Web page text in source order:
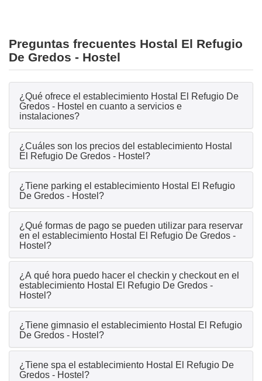
Preguntas frecuentes Hostal El Refugio
De Gredos - Hostel
¿Qué ofrece el establecimiento Hostal El Refugio De
Gredos - Hostel en cuanto a servicios e
instalaciones?
¿Cuáles son los precios del establecimiento Hostal
El Refugio De Gredos - Hostel?
¿Tiene parking el establecimiento Hostal El Refugio
De Gredos - Hostel?
¿Qué formas de pago se pueden utilizar para reservar
en el establecimiento Hostal El Refugio De Gredos -
Hostel?
¿A qué hora puedo hacer el checkin y checkout en el
establecimiento Hostal El Refugio De Gredos -
Hostel?
¿Tiene gimnasio el establecimiento Hostal El Refugio
De Gredos - Hostel?
¿Tiene spa el establecimiento Hostal El Refugio De
Gredos - Hostel?